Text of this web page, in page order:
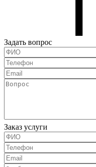
Задать вопрос
Заказ услуги